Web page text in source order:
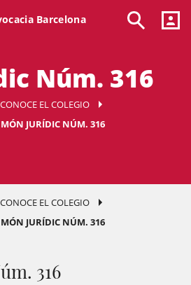
Barcelona
Núm. 316
CONOCE EL COLEGIO
MÓN JURÍDIC NÚM. 316
CONOCE EL COLEGIO
MÓN JURÍDIC NÚM. 316
316